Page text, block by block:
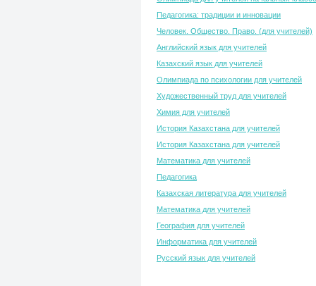
Педагогика: традиции и инновации
Человек. Общество. Право. (для учителей)
Английский язык для учителей
Казахский язык для учителей
Олимпиада по психологии для учителей
Художественный труд для учителей
Химия для учителей
История Казахстана для учителей
История Казахстана для учителей
Математика для учителей
Педагогика
Казахская литература для учителей
Математика для учителей
География для учителей
Информатика для учителей
Русский язык для учителей